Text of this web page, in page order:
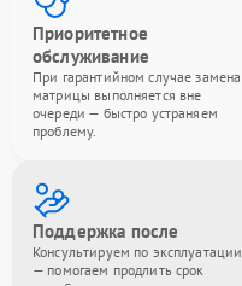
Приоритетное
обслуживание
При гарантийном случае замена
матрицы выполняется вне
очереди — быстро устраняем
проблему.
Поддержка после
Консультируем по эксплуатации
— помогаем продлить срок